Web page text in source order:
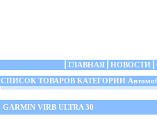
ГЛАВНАЯ НОВОСТИ
СПИСОК ТОВАРОВ КАТЕГОРИИ
GARMIN VIRB ULTRA 30